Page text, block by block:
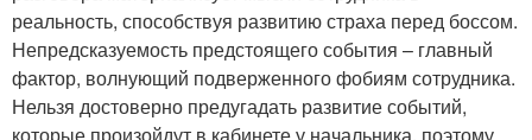
реальность, способствуя развитию страха перед боссом.
Непредсказуемость предстоящего события – главный
фактор, волнующий подверженного фобиям сотрудника.
Нельзя достоверно предугадать развитие событий,
которые произойдут в кабинете у начальника, поэтому